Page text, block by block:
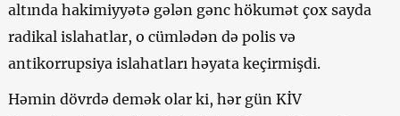
altında hakimiyyətə gələn gənc hökumət çox sayda
radikal islahatlar, o cümlədən də polis və
antikorrupsiya islahatları həyata keçirmişdi.
Həmin dövrdə demək olar ki, hər gün KİV